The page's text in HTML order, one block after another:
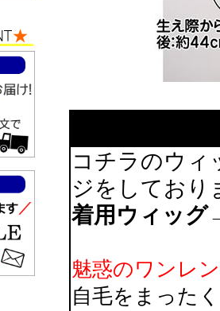
コチラのウィ
ジをしており
着用ウィッグ
魅惑のワンレ
自毛をまった